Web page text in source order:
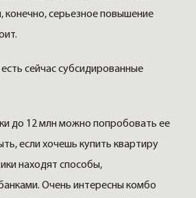
конечно, серьезное повышение
сейчас субсидированные
до 12 млн можно попробовать ее
если хочешь купить квартиру
находят способы,
Очень интересны комбо